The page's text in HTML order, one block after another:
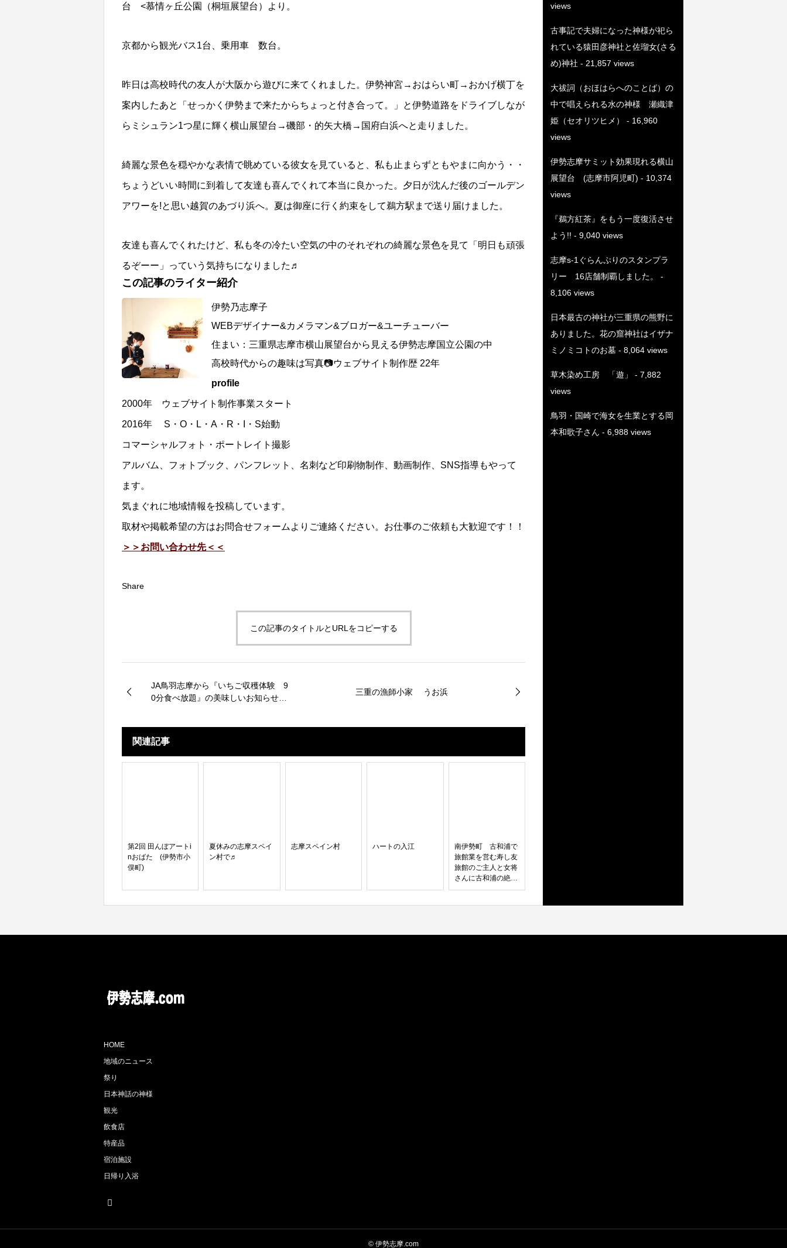
台 <慕情ヶ丘公園（桐垣展望台）より。
京都から観光バス1台、乗用車 数台。
昨日は高校時代の友人が大阪から遊びに来てくれました。伊勢神宮→おはらい町→おかげ横丁を
案内したあと「せっかく伊勢まで来たからちょっと付き合って。」と伊勢道路をドライブしなが
らミシュラン1つ星に輝く横山展望台→磯部・的矢大橋→国府白浜へと走りました。
綺麗な景色を穏やかな表情で眺めている彼女を見ていると、私も止まらずともやまに向かう・・
ちょうどいい時間に到着して友達も喜んでくれて本当に良かった。夕日が沈んだ後のゴールデン
アワーを!と思い越賀のあづり浜へ。夏は御座に行く約束をして鵜方駅まで送り届けました。
友達も喜んでくれたけど、私も冬の冷たい空気の中のそれぞれの綺麗な景色を見て「明日も頑張
るぞーー」っていう気持ちになりました♬
この記事のライター紹介
伊勢乃志摩子
WEBデザイナー&カメラマン&ブロガー&ユーチューバー
住まい：三重県志摩市横山展望台から見える伊勢志摩国立公園の中
高校時代からの趣味は写真📷ウェブサイト制作歴 22年
profile
2000年 ウェブサイト制作事業スタート
2016年 S・O・L・A・R・I・S始動
コマーシャルフォト・ポートレイト撮影
アルバム、フォトブック、パンフレット、名刺など印刷物制作、動画制作、SNS指導もやって
ます。
気まぐれに地域情報を投稿しています。
取材や掲載希望の方はお問合せフォームよりご連絡ください。お仕事のご依頼も大歓迎です！！
＞＞お問い合わせ先＜＜
Share
この記事のタイトルとURLをコピーする
JA鳥羽志摩から『いちご収穫体験 9
0分食べ放題』の美味しいお知らせで
三重の漁師小家 うお浜
関連記事
第2回 田んぼアートi
nおばた (伊勢市小
俣町)
夏休みの志摩スペイ
ン村で♬
志摩スペイン村 ハートの入江
南伊勢町 古和浦で
旅館業を営む寿し友
旅館のご主人と女将
さんに古和浦の絶景
スポットと穴場スポ
views
古事記で夫婦になった神様が祀ら
れている猿田彦神社と佐瑠女(さる
め)神社 - 21,857 views
大祓詞（おほはらへのことば）の
中で唱えられる水の神様 瀬織津
姫（セオリツヒメ）
- 16,960
views
伊勢志摩サミット効果現れる横山
展望台 (志摩市阿児町) - 10,374
views
『鵜方紅茶』をもう一度復活させ
よう!! - 9,040 views
志摩s-1ぐらんぷりのスタンプラ
リー 16店舗制覇しました。
-
8,106 views
日本最古の神社が三重県の熊野に
ありました。花の窟神社はイザナ
ミノミコトのお墓- 8,064 views
草木染め工房 「遊」
- 7,882
views
鳥羽・国崎で海女を生業とする岡
本和歌子さん - 6,988 views
HOME
地域のニュース
祭り
日本神話の神様
観光
飲食店
特産品
宿泊施設
日帰り入浴
© 伊勢志摩.com